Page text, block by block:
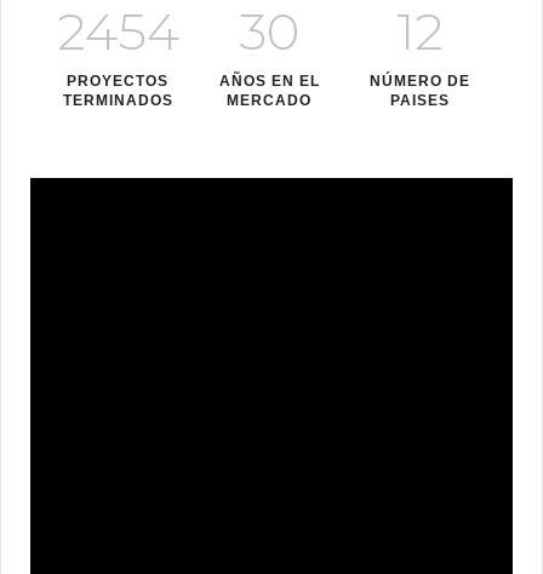
2454
PROYECTOS
TERMINADOS
30
AÑOS EN EL
MERCADO
12
NÚMERO DE
PAISES